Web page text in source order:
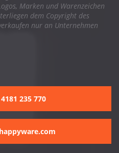
Marken und Warenzeichen
dem Copyright des
nur an Unternehmen
235 770